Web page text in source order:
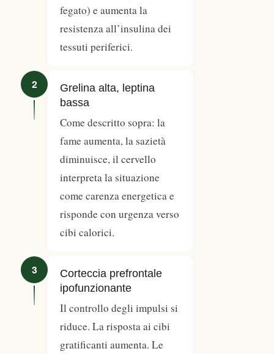
fegato) e aumenta la
resistenza all’insulina dei
tessuti periferici.
2
Grelina alta, leptina
bassa
Come descritto sopra: la
fame aumenta, la sazietà
diminuisce, il cervello
interpreta la situazione
come carenza energetica e
risponde con urgenza verso
cibi calorici.
3
Corteccia prefrontale
ipofunzionante
Il controllo degli impulsi si
riduce. La risposta ai cibi
gratificanti aumenta. Le